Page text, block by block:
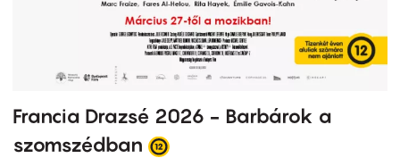
Francia Drazsé 2026 - Barbárok a
szomszédban